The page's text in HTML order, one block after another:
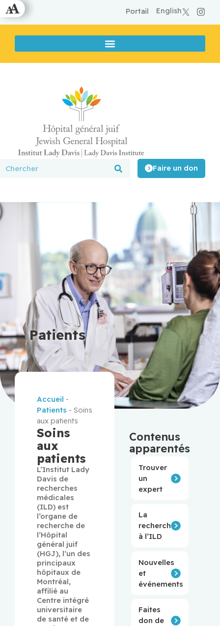
English
Portail
Faire un don
Patients
Accueil -
Patients -Soins
aux patients
Soins
aux
patients
L’Institut Lady
Davis de
recherches
médicales
(ILD) est
l’organe de
recherche de
l’Hôpital
général juif
(HGJ), l’un des
principaux
hôpitaux de
Montréal,
affilié au
Centre intégré
universitaire
de santé et de
Contenus
apparentés
Trouver
un
expert
La
recherche
à l’ILD
Nouvelles
et
événements
Faites
don de